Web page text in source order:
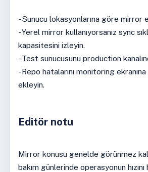
- Sunucu lokasyonlarına göre mirror
- Yerel mirror kullanıyorsanız sync
kapasitesini izleyin.
- Test sunucusunu production
- Repo hatalarını monitoring
ekleyin.
Editör notu
Mirror konusu genelde görünmez
bakım günlerinde operasyonun